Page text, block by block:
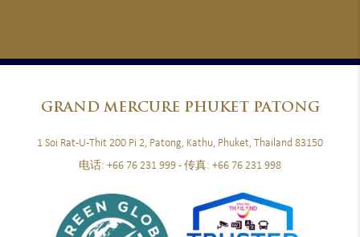
GRANDMERCURE PHUKET PATONG
1 Soi Rat-U-Thit 200 Pi 2, Patong, Kathu, Phuket, Thailand 83150
电话: +66 76 231 999 - 传真: +66 76 231 998